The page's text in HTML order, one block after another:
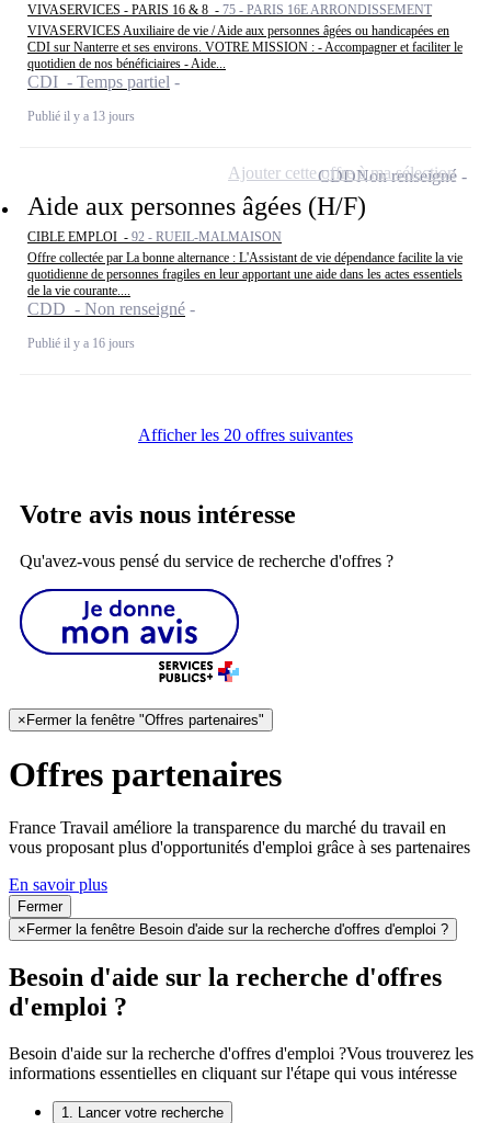
VIVASERVICES - PARIS 16 & 8 - 75 - PARIS 16E ARRONDISSEMENT
VIVASERVICES Auxiliaire de vie / Aide aux personnes âgées ou handicapées en
CDI sur Nanterre et ses environs. VOTRE MISSION : - Accompagner et faciliter le
quotidien de nos bénéficiaires - Aide...
CDI - Temps partiel
Publié il y a 13 jours
Aide aux personnes âgées (H/F)
CIBLE EMPLOI - 92 - RUEIL-MALMAISON
Offre collectée par La bonne alternance : L'Assistant de vie dépendance facilite la vie
quotidienne de personnes fragiles en leur apportant une aide dans les actes essentiels
de la vie courante....
CDD - Non renseigné
Publié il y a 16 jours
CDDNon renseigné
Ajouter cette offre à ma sélection
Afficher les 20 offres suivantes
Votre avis nous intéresse
Qu'avez-vous pensé du service de recherche d'offres ?
×Fermer la fenêtre "Offres partenaires"
Offres partenaires
France Travail améliore la transparence du marché du travail en
vous proposant plus d'opportunités d'emploi grâce à ses partenaires
En savoir plus
Fermer
× Fermer la fenêtre Besoin d'aide sur la recherche d'offres d'emploi ?
Besoin d'aide sur la recherche d'offres
d'emploi ?
Besoin d'aide sur la recherche d'offres d'emploi ?Vous trouverez les
informations essentielles en cliquant sur l'étape qui vous intéresse
1. Lancer votre recherche